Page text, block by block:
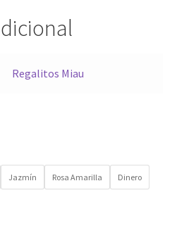
Regalitos Miau
Jazmín Rosa Amarilla Dinero